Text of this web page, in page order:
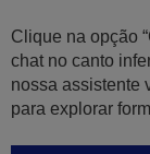
Clique na opção
chat no canto
nossa assistente
para explorar